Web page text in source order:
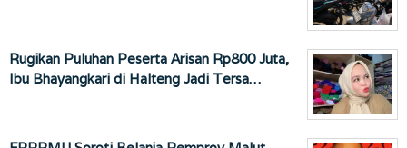
Rugikan Puluhan Peserta Arisan Rp800 Juta,
Ibu Bhayangkari di Halteng Jadi Tersa…